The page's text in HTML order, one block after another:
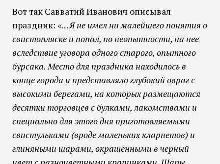
Вот так Савватий Иванович описывал
праздник: «…Я не имел ни малейшего понятия о
свистопляске и попал, по неопытности, на нее
вследствие уговора одного старого, опытного
бурсака. Место для праздника находилось в
конце города и представляло глубокий овраг с
высокими берегами, на которых размещаются
десятки торговцев с булками, лакомствами и
специально для этого дня приготовляемыми
свистульками (вроде маленьких кларнетов) и
глиняными шарами, окрашенными в черный